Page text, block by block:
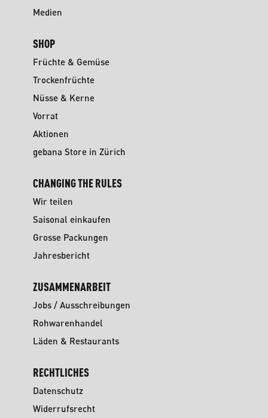
Medien
SHOP
Früchte & Gemüse
Trockenfrüchte
Nüsse & Kerne
Vorrat
Aktionen
gebana Store in Zürich
CHANGING THE RULES
Wir teilen
Saisonal einkaufen
Grosse Packungen
Jahresbericht
ZUSAMMENARBEIT
Jobs / Ausschreibungen
Rohwarenhandel
Läden & Restaurants
RECHTLICHES
Datenschutz
Widerrufsrecht